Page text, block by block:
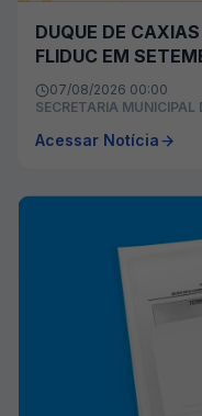
DUQUE DE
FLIDUC EM
07/08/2026 00:00
SECRETARIA
Acessar Notícia